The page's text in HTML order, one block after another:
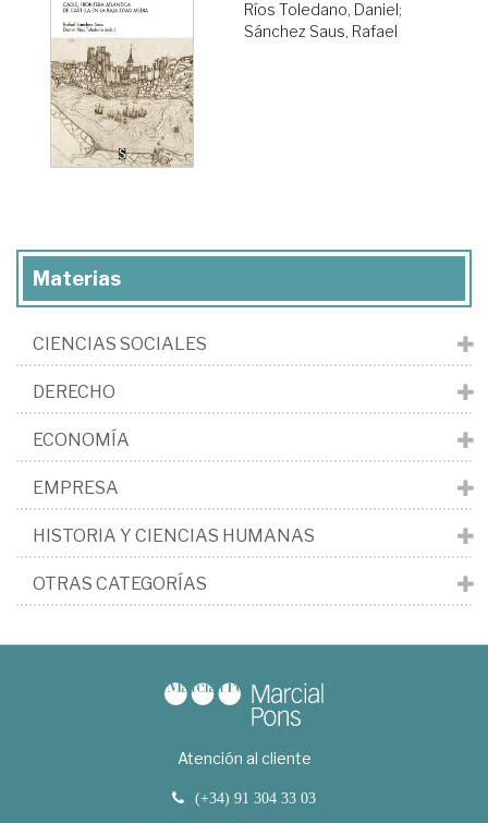
Ríos Toledano, Daniel;
Sánchez Saus, Rafael
Materias
CIENCIAS SOCIALES
DERECHO
ECONOMÍA
EMPRESA
HISTORIA Y CIENCIAS HUMANAS
OTRAS CATEGORÍAS
Atención al cliente
(+34) 91 304 33 03